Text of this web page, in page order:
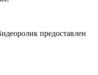
предоставлен